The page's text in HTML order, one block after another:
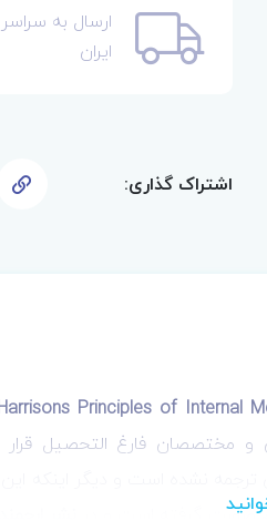
ارسال به سراسر
ایران
اشتراک گذاری:
و مختصصان فارغ التحصیل
صورت گرفته است و در